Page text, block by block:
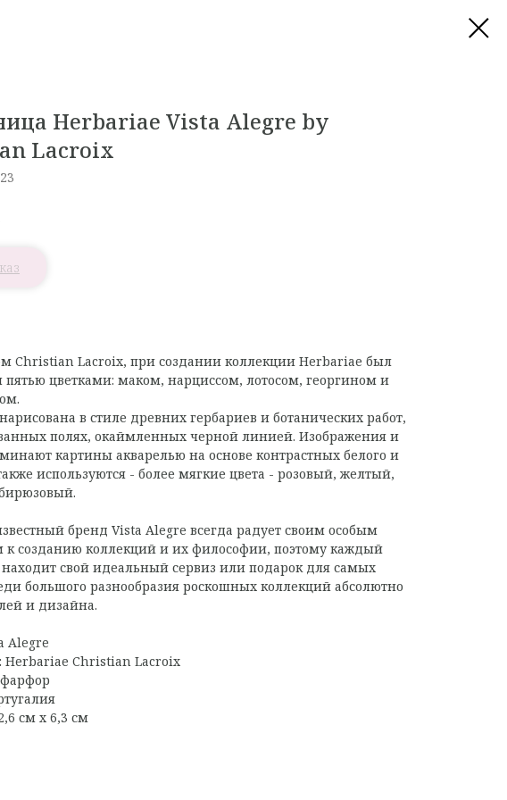
Herbariae Vista Alegre by
Lacroix
Christian Lacroix, при создании коллекции Herbariae был
пятью цветками: маком, нарциссом, лотосом, георгином и
в стиле древних гербариев и ботанических работ,
полях, окаймленных черной линией. Изображения и
картины акварелью на основе контрастных белого и
используются - более мягкие цвета - розовый, желтый,
бренд Vista Alegre всегда радует своим особым
созданию коллекций и их философии, поэтому каждый
находит свой идеальный сервиз или подарок для самых
большого разнообразия роскошных коллекций абсолютно
и дизайна.
Alegre
Herbariae Christian Lacroix
фарфор
см х 6,3 см